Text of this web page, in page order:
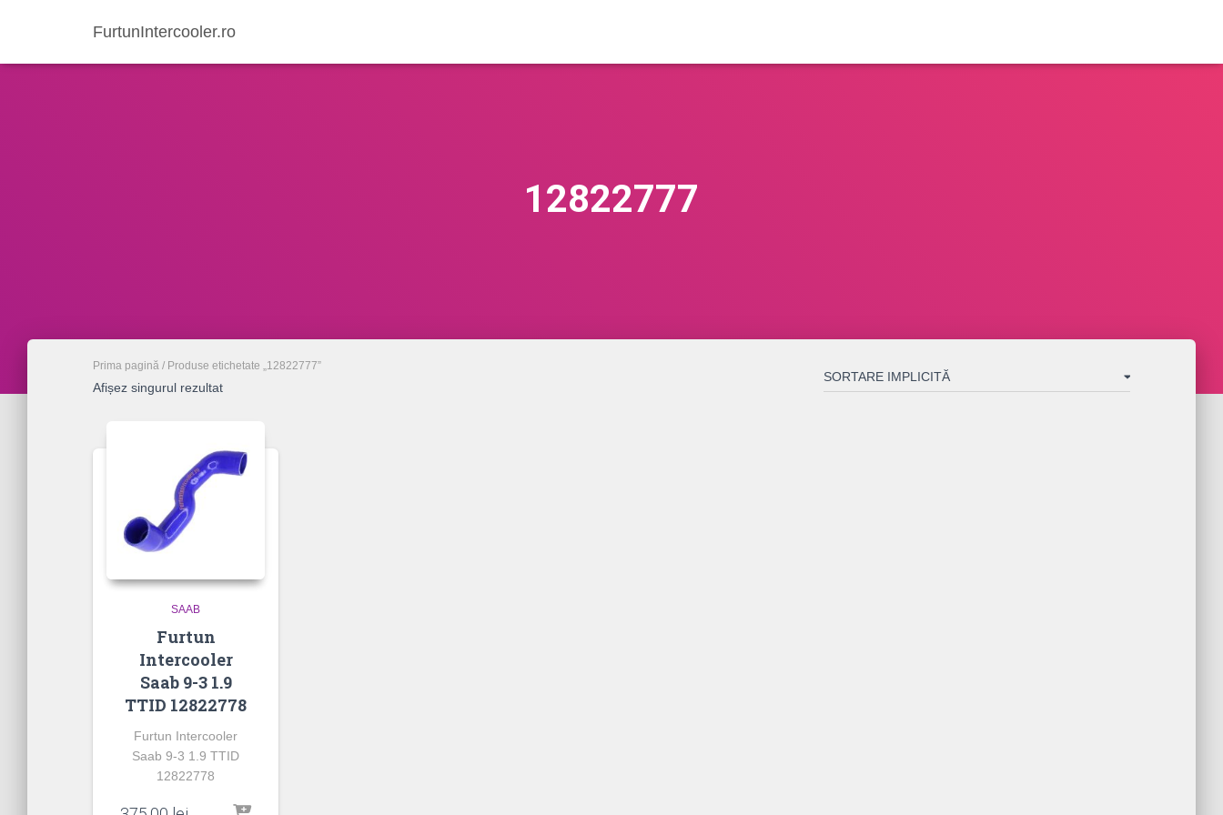
FurtunIntercooler.ro
12822777
Prima pagină / Produse etichetate „12822777”
Afișez singurul rezultat
SAAB
Furtun
Intercooler
Saab 9-3 1.9
TTID 12822778
Furtun Intercooler
Saab 9-3 1.9 TTID
12822778